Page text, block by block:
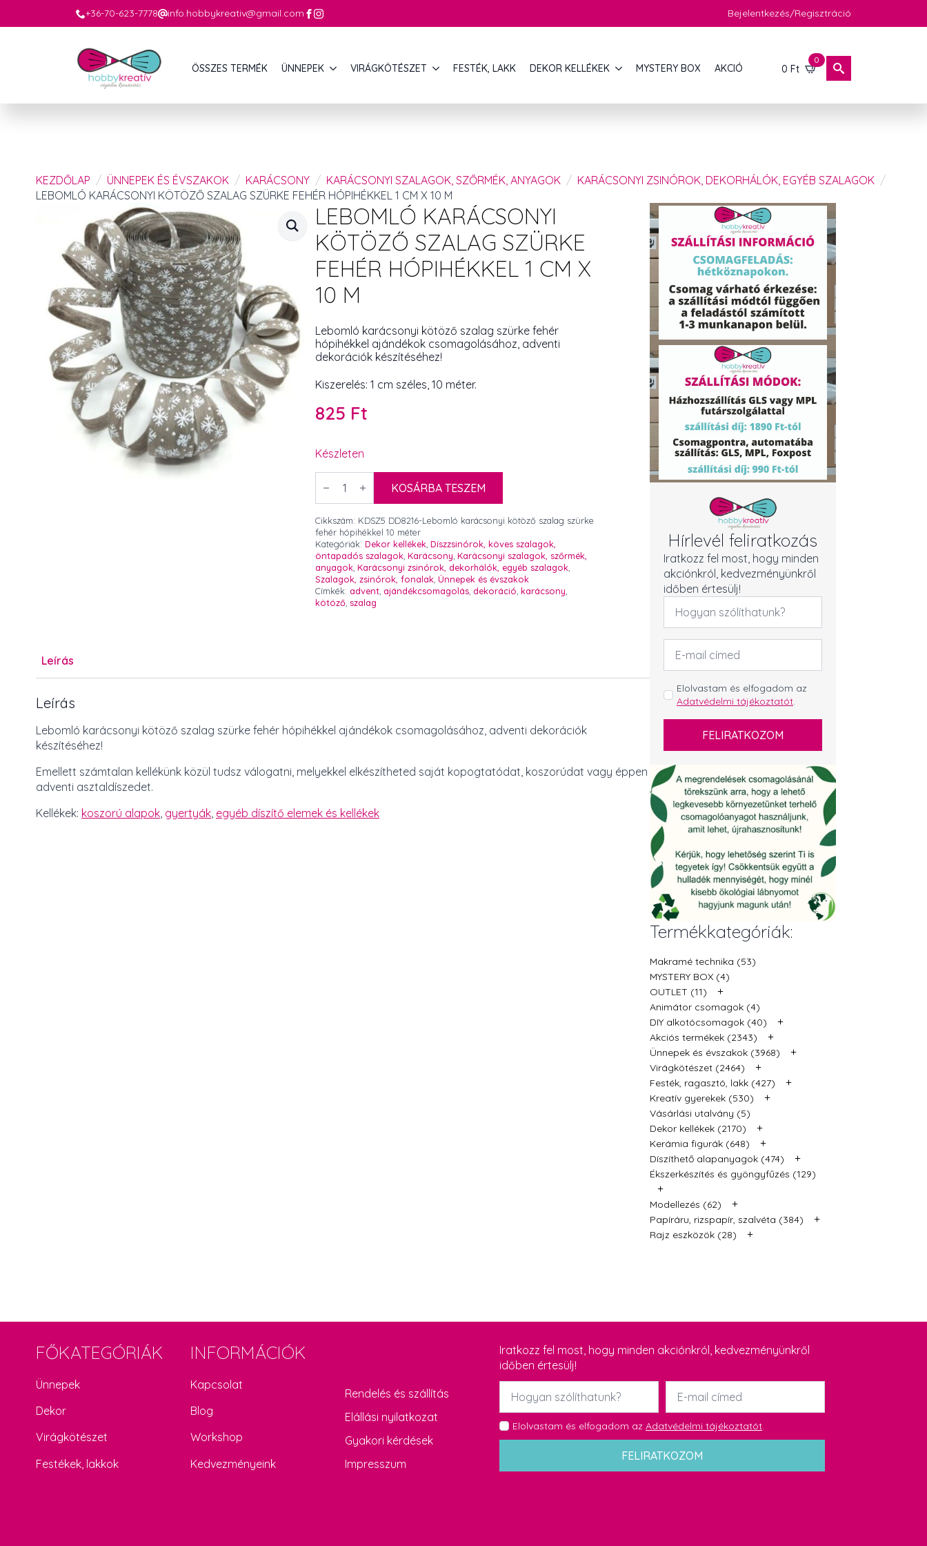
+36-70-623-7778 info.hobbykreativ@gmail.com Bejelentkezés/Regisztráció
ÖSSZES TERMÉK ÜNNEPEK VIRÁGKÖTÉSZET FESTÉK, LAKK DEKOR KELLÉKEK MYSTERY BOX AKCIÓ 0 Ft
0
KEZDŐLAP ÜNNEPEK ÉS ÉVSZAKOK KARÁCSONY KARÁCSONYI SZALAGOK, SZŐRMÉK, ANYAGOK
KARÁCSONYI ZSINÓROK, DEKORHÁLÓK, EGYÉB SZALAGOK
LEBOMLÓ KARÁCSONYI KÖTÖZŐ SZALAG SZÜRKE FEHÉR HÓPIHÉKKEL 1 CM X 10 M
LEBOMLÓ KARÁCSONYI
KÖTÖZŐ SZALAG SZÜRKE
FEHÉR HÓPIHÉKKEL 1 CM X
10 M
Lebomló karácsonyi kötöző szalag szürke fehér
hópihékkel ajándékok csomagolásához, adventi
dekorációk készítéséhez!
Kiszerelés: 1 cm széles, 10 méter.
825 Ft
Készleten
Lebomló
karácsonyi
szürke
fehér
hópihékkel
1
cm
x
10
m
mennyiség
KOSÁRBA TESZEM
Cikkszám: KDSZ5 DD8216-Lebomló karácsonyi kötöző szalag szürke
fehér hópihékkel 10 méter
Kategóriák: Dekor kellékek, Díszzsinórok, köves szalagok,
öntapadós szalagok, Karácsony, Karácsonyi szalagok, szőrmék,
anyagok, Karácsonyi zsinórok, dekorhálók, egyéb szalagok,
Szalagok, zsinórok, fonalak, Ünnepek és évszakok
Címkék: advent, ajándékcsomagolás, dekoráció, karácsony,
kötöző, szalag
Leírás
Leírás
Lebomló karácsonyi kötöző szalag szürke fehér hópihékkel ajándékok csomagolásához, adventi dekorációk
készítéséhez!
Emellett számtalan kellékünk közül tudsz válogatni, melyekkel elkészítheted saját kopogtatódat, koszorúdat vagy éppen
adventi asztaldíszedet.
Kellékek: koszorú alapok, gyertyák, egyéb díszítő elemek és kellékek
Hírlevél feliratkozás
Iratkozz fel most, hogy minden
akciónkról, kedvezményünkről
időben értesülj!
Név
Email
cím
GDPR
*
Elolvastam és elfogadom az
Adatvédelmi tájékoztatót.
FELIRATKOZOM
Termékkategóriák:
Makramé technika (53)
MYSTERY BOX (4)
OUTLET (11)
+
Animátor csomagok (4)
DIY alkotócsomagok (40)
+
Akciós termékek (2343) +
Ünnepek és évszakok (3968) +
Virágkötészet (2464) +
Festék, ragasztó, lakk (427) +
Kreatív gyerekek (530) +
Vásárlási utalvány (5)
Dekor kellékek (2170)
+
Kerámia figurák (648) +
Díszíthető alapanyagok (474) +
Ékszerkészítés és gyöngyfűzés (129)
+
Modellezés (62) +
Papíráru, rizspapír, szalvéta (384) +
Rajz eszközök (28) +
FŐKATEGÓRIÁK
Ünnepek
Dekor
Virágkötészet
Festékek, lakkok
INFORMÁCIÓK
Kapcsolat
Blog
Workshop
Kedvezményeink
Rendelés és szállítás
Elállási nyilatkozat
Gyakori kérdések
Impresszum
Iratkozz fel most, hogy minden akciónkról, kedvezményünkről
időben értesülj!
Név
Email
GDPR
*
Elolvastam és elfogadom az Adatvédelmi tájékoztatót
FELIRATKOZOM